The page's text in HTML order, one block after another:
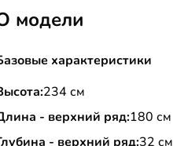
модели
характеристики
234 см
- верхний ряд:180 см
- верхний ряд:32 см